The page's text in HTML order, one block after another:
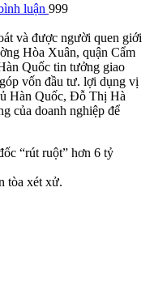
luận 999
và được người quen giới
Hòa Xuân, quận Cẩm
Quốc tin tưởng giao
vốn đầu tư. lợi dụng vị
Hàn Quốc, Đỗ Thị Hà
của doanh nghiệp để
tòa xét xử.